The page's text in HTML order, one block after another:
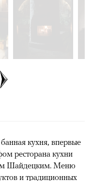
кухня, впервые
ресторана кухни
Шайдецким. Меню
и традиционных